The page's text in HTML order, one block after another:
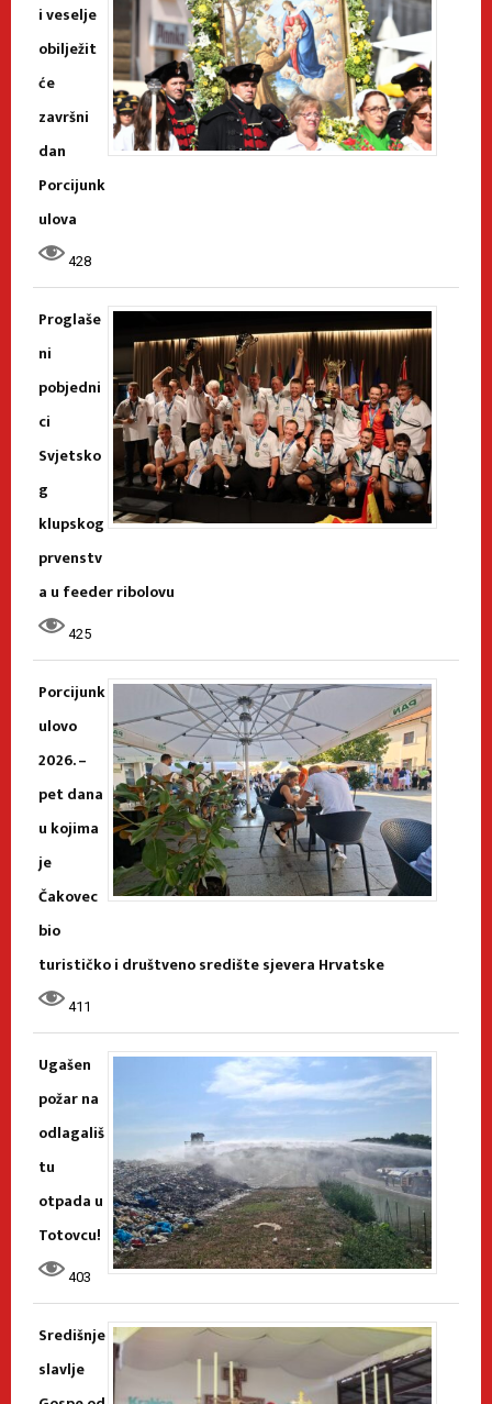
i veselje
obilježit
će
završni
dan
Porcijunk
ulova
428
Proglaše
ni
pobjedni
ci
Svjetsko
g
klupskog
prvenstv
a u feeder ribolovu
425
Porcijunk
ulovo
2026. –
pet dana
u kojima
je
Čakovec
bio
turističko i društveno središte sjevera Hrvatske
411
Ugašen
požar na
odlagališ
tu
otpada u
Totovcu!
403
Središnje
slavlje